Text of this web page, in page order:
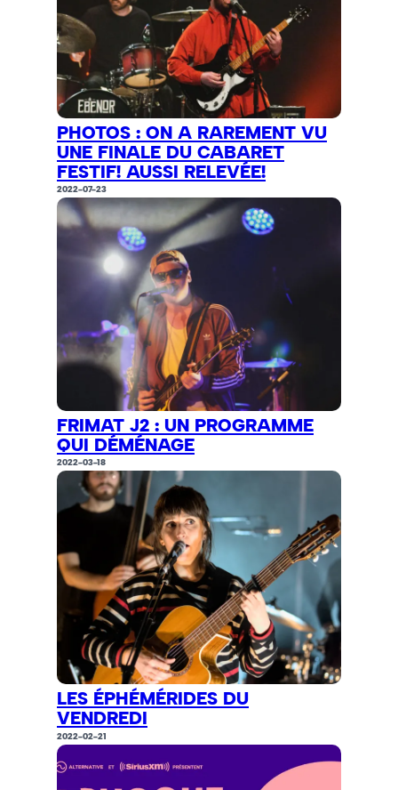
PHOTOS : ON A RAREMENT VU
UNE FINALE DU CABARET
FESTIF! AUSSI RELEVÉE!
2022-07-23
FRIMAT J2 : UN PROGRAMME
QUI DÉMÉNAGE
2022-03-18
LES ÉPHÉMÉRIDES DU
VENDREDI
2022-02-21